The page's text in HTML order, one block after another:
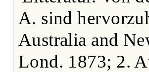
A. sind
Australia and
Lond. 1873; 2.